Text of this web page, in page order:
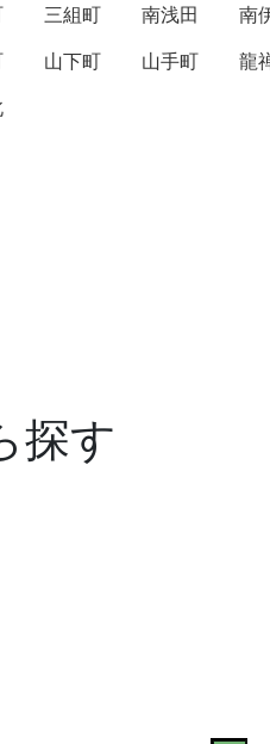
三組町 南浅田 南
山下町 山手町 龍
探す